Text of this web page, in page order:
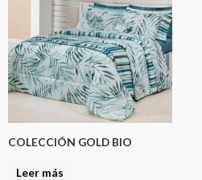
COLECCIÓN GOLD BIO
Leer más